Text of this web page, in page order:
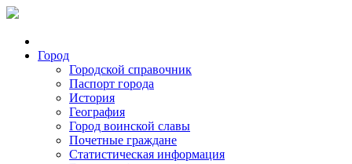
Город
Городской справочник
Паспорт города
История
География
Город воинской славы
Почетные граждане
Статистическая информация